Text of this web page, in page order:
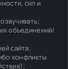
сил и
объединений/
сайта;
конфликты